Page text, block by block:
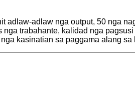
adlaw-adlaw nga output, 50 nga
nga trabahante, kalidad nga
kasinatian sa paggama alang sa